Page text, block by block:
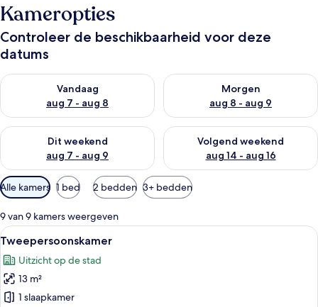
Kameropties
Controleer de beschikbaarheid voor deze
datums
Vandaag
aug 7 - aug 8
De beschikbaarheid controleren voor vanavond aug 7 - aug 8
Morgen
aug 8 - aug 9
De beschikbaarheid
Dit weekend
aug 7 - aug 9
De beschikbaarheid controleren voor dit weekend aug 7 -
Volgend weekend
aug 14 - aug 16
De beschikbaarheid
Beschikbare
filters
voor
kamers
Alle kamers 1 bed 2 bedden 3+ bedden
9 van 9 kamers weergeven
Alle
foto's
voor
Tweepersoonskamer
laden
Tweepersoonskamer | Gratis wifi,
9
Tweepersoonskamer
Uitzicht op de stad
13 m²
1 slaapkamer